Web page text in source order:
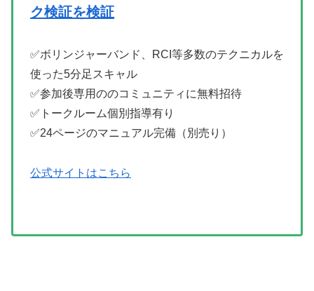
ク検証を検証
✅ボリンジャーバンド、RCI等多数のテクニカルを
使った5分足スキャル
✅参加後専用ののコミュニティに無料招待
✅トークルーム個別指導有り
✅24ページのマニュアル完備（別売り）
公式サイトはこちら